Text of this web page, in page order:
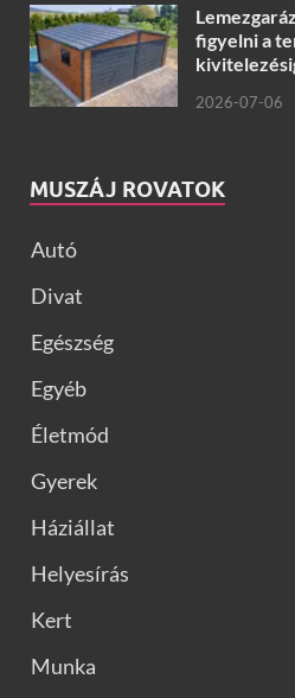
figyelni a
2026-07-06
MUSZÁJ ROVATOK
Autó
Divat
Egészség
Egyéb
Életmód
Gyerek
Háziállat
Helyesírás
Kert
Munka